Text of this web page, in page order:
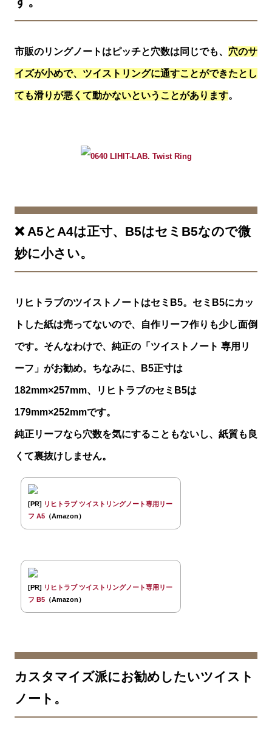
市販のリングノートはピッチと穴数は同じでも、 穴のサ
イズが小めで、ツイストリングに通すことができたとし
ても滑りが悪くて動かないということがあります。
❌ A5とA4は正寸、B5はセミB5なので微
妙に小さい。
リヒトラブのツイストノートはセミB5。セミB5にカッ
トした紙は売ってないので、自作リーフ作りも少し面倒
です。そんなわけで、純正の「ツイストノート 専用リ
ーフ」がお勧め。ちなみに、B5正寸は
182mm×257mm、リヒトラブのセミB5は
179mm×252mmです。
純正リーフなら穴数を気にすることもないし、紙質も良
くて裏抜けしません。
[PR] リヒトラブ ツイストリングノート専用リー
フ A5 （Amazon）
[PR] リヒトラブ ツイストリングノート専用リー
フ B5 （Amazon）
カスタマイズ派にお勧めしたいツイスト
ノート。